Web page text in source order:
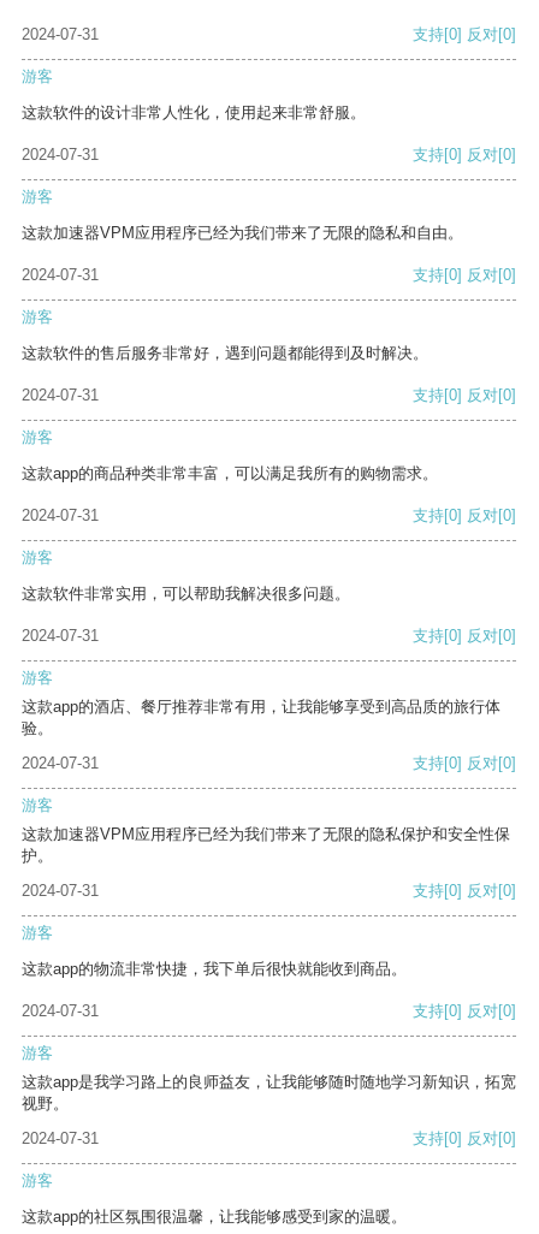
2024-07-31 支持[0] 反对[0]
游客
这款软件的设计非常人性化，使用起来非常舒服。
2024-07-31 支持[0] 反对[0]
游客
这款加速器VPM应用程序已经为我们带来了无限的隐私和自由。
2024-07-31 支持[0] 反对[0]
游客
这款软件的售后服务非常好，遇到问题都能得到及时解决。
2024-07-31 支持[0] 反对[0]
游客
这款app的商品种类非常丰富，可以满足我所有的购物需求。
2024-07-31 支持[0] 反对[0]
游客
这款软件非常实用，可以帮助我解决很多问题。
2024-07-31 支持[0] 反对[0]
游客
这款app的酒店、餐厅推荐非常有用，让我能够享受到高品质的旅行体
验。
2024-07-31
支持[0] 反对[0]
游客
这款加速器VPM应用程序已经为我们带来了无限的隐私保护和安全性保
护。
2024-07-31
支持[0] 反对[0]
游客
这款app的物流非常快捷，我下单后很快就能收到商品。
2024-07-31 支持[0] 反对[0]
游客
这款app是我学习路上的良师益友，让我能够随时随地学习新知识，拓宽
视野。
2024-07-31
支持[0] 反对[0]
游客
这款app的社区氛围很温馨，让我能够感受到家的温暖。